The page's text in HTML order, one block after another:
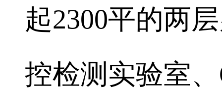
起2300平的两
控检测实验室